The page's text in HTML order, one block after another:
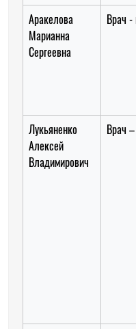
Аракелова
Марианна
Сергеевна
Врач -
Лукьяненко
Алексей
Владимирович
Врач